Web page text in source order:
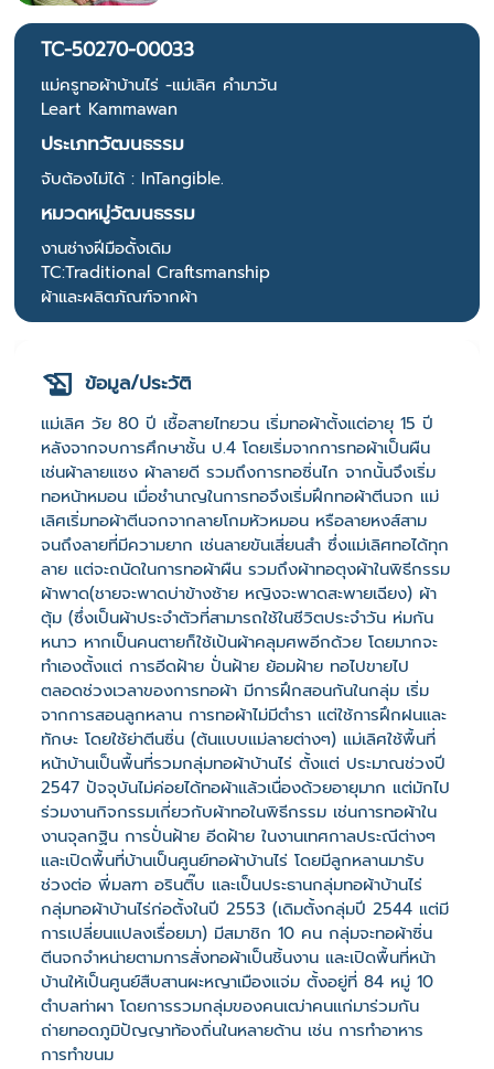
TC-50270-00033
แม่ครูทอผ้าบ้านไร่ -แม่เลิศ คำมาวัน
Leart Kammawan
ประเภทวัฒนธรรม
จับต้องไม่ได้ : InTangible.
หมวดหมู่วัฒนธรรม
งานช่างฝีมือดั้งเดิม
TC:Traditional Craftsmanship
ผ้าและผลิตภัณฑ์จากผ้า
ข้อมูล/ประวัติ
แม่เลิศ วัย 80 ปี เชื้อสายไทยวน เริ่มทอผ้าตั้งแต่อายุ 15 ปี
หลังจากจบการศึกษาชั้น ป.4 โดยเริ่มจากการทอผ้าเป็นผืน
เช่นผ้าลายแซง ผ้าลายดี รวมถึงการทอซิ่นไก จากนั้นจึงเริ่ม
ทอหน้าหมอน เมื่อชำนาญในการทอจึงเริ่มฝึกทอผ้าตีนจก แม่
เลิศเริ่มทอผ้าตีนจกจากลายโกมหัวหมอน หรือลายหงส์สาม
จนถึงลายที่มีความยาก เช่นลายขันเสี่ยนสำ ซึ่งแม่เลิศทอได้ทุก
ลาย แต่จะถนัดในการทอผ้าผืน รวมถึงผ้าทอตุงผ้าในพิธีกรรม
ผ้าพาด(ชายจะพาดบ่าข้างซ้าย หญิงจะพาดสะพายเฉียง) ผ้า
ตุ้ม (ซึ่งเป็นผ้าประจำตัวที่สามารถใช้ในชีวิตประจำวัน ห่มกัน
หนาว หากเป็นคนตายก็ใช้เป้นผ้าคลุมศพอีกด้วย โดยมากจะ
ทำเองตั้งแต่ การอีดฝ้าย ปั่นฝ้าย ย้อมฝ้าย ทอไปขายไป
ตลอดช่วงเวลาของการทอผ้า มีการฝึกสอนกันในกลุ่ม เริ่ม
จากการสอนลูกหลาน การทอผ้าไม่มีตำรา แต่ใช้การฝึกฝนและ
ทักษะ โดยใช้ย่าตีนซิ่น (ต้นแบบแม่ลายต่างๆ) แม่เลิศใช้พื้นที่
หน้าบ้านเป็นพื้นที่รวมกลุ่มทอผ้าบ้านไร่ ตั้งแต่ ประมาณช่วงปี
2547 ปัจจุบันไม่ค่อยได้ทอผ้าแล้วเนื่องด้วยอายุมาก แต่มักไป
ร่วมงานกิจกรรมเกี่ยวกับผ้าทอในพิธีกรรม เช่นการทอผ้าใน
งานจุลกฐิน การปั่นฝ้าย อีดฝ้าย ในงานเทศกาลประณีต่างๆ
และเปิดพื้นที่บ้านเป็นศูนย์ทอผ้าบ้านไร่ โดยมีลูกหลานมารับ
ช่วงต่อ พี่มลฑา อรินติ๊บ และเป็นประธานกลุ่มทอผ้าบ้านไร่
กลุ่มทอผ้าบ้านไร่ก่อตั้งในปี 2553 (เดิมตั้งกลุ่มปี 2544 แต่มี
การเปลี่ยนแปลงเรื่อยมา) มีสมาชิก 10 คน กลุ่มจะทอผ้าซิ่น
ตีนจกจำหน่ายตามการสั่งทอผ้าเป็นชิ้นงาน และเปิดพื้นที่หน้า
บ้านให้เป็นศูนย์สืบสานผะหญาเมืองแจ่ม ตั้งอยู่ที่ 84 หมู่ 10
ตำบลท่าผา โดยการรวมกลุ่มของคนเฒ่าคนแก่มาร่วมกัน
ถ่ายทอดภูมิปัญญาท้องถิ่นในหลายด้าน เช่น การทำอาหาร
การทำขนม